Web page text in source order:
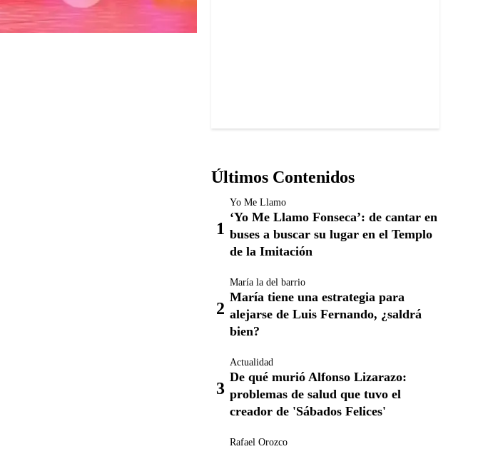
Últimos Contenidos
Yo Me Llamo
‘Yo Me Llamo Fonseca’: de cantar en
buses a buscar su lugar en el Templo
de la Imitación
María la del barrio
María tiene una estrategia para
alejarse de Luis Fernando, ¿saldrá
bien?
Actualidad
De qué murió Alfonso Lizarazo:
problemas de salud que tuvo el
creador de 'Sábados Felices'
Rafael Orozco